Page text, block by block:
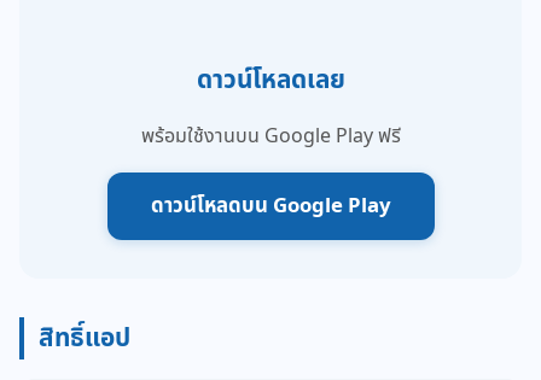
ดาวน์โหลดเลย
พร้อมใช้งานบน Google Play ฟรี
ดาวน์โหลดบน Google Play
สิทธิ์แอป